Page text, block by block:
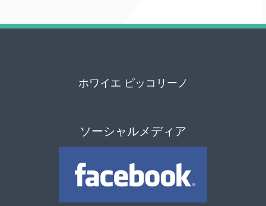
ホワイエ ピッコリーノ
ソーシャルメディア